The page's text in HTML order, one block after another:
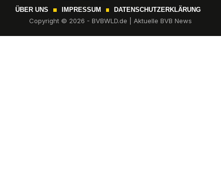
ÜBER UNS IMPRESSUM DATENSCHUTZERKLÄRUNG
Copyright © 2026 - BVBWLD.de | Aktuelle BVB News